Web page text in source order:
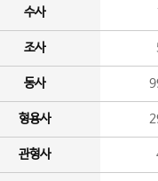
수사
조사
동사
형용사
관형사